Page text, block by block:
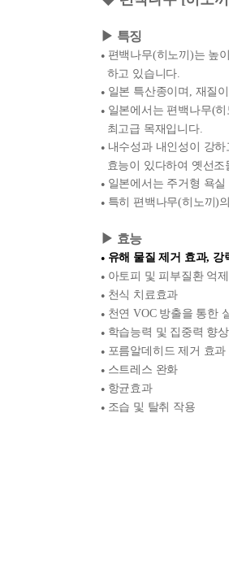
▶ 특징
●편백나무(히노끼)는 높
하고 있습니다.
● 일본 특산종이며, 재질
● 일본에서는 편백나무(
최고급 목재입니다.
● 내수성과 내인성이 강
효능이 있다하여 옛선조
● 일본에서는 주거형 욕
● 특히 편백나무(히노끼)
▶ 효능
● 유해 물질 제거 효과,
●아토피 및 피부질환 억제
●천식 치료효과
●천연 VOC 방출을 통한
●학습능력 및 집중력 향상
●포름알데히드 제거 효과
●스트레스 완화
●항균효과
●조습 및 탈취 작용